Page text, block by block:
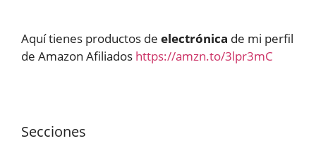
Aquí tienes productos de electrónica de mi perfil
de Amazon Afiliados https://amzn.to/3lpr3mC
Secciones